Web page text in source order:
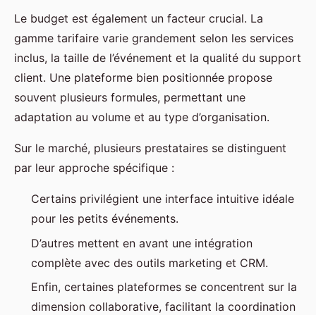
Le budget est également un facteur crucial. La
gamme tarifaire varie grandement selon les services
inclus, la taille de l’événement et la qualité du support
client. Une plateforme bien positionnée propose
souvent plusieurs formules, permettant une
adaptation au volume et au type d’organisation.
Sur le marché, plusieurs prestataires se distinguent
par leur approche spécifique :
Certains privilégient une interface intuitive idéale
pour les petits événements.
D’autres mettent en avant une intégration
complète avec des outils marketing et CRM.
Enfin, certaines plateformes se concentrent sur la
dimension collaborative, facilitant la coordination